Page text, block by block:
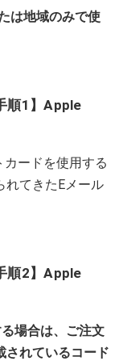
は地域のみで使
順1】Apple
ードを使用する
れてきたEメール
順2】Apple
場合は、ご注文
されているコード